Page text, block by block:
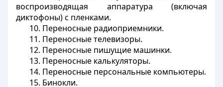
воспроизводящая аппаратура (включая
диктофоны) с пленками.
10. Переносные радиоприемники.
11. Переносные телевизоры.
12. Переносные пишущие машинки.
13. Переносные калькуляторы.
14. Переносные персональные компьютеры.
15. Бинокли.